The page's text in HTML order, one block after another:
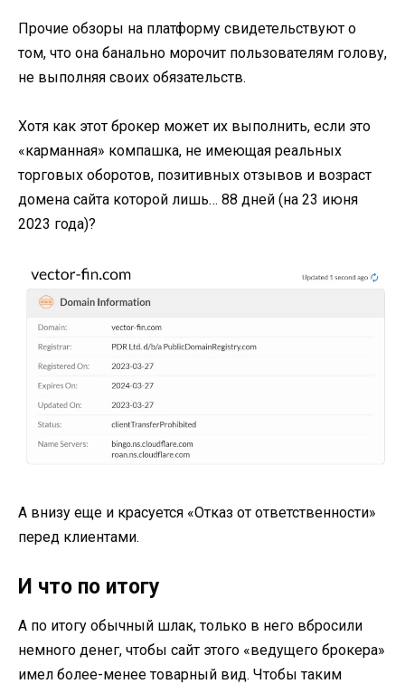
Прочие обзоры на платформу свидетельствуют о
том, что она банально морочит пользователям голову,
не выполняя своих обязательств.
Хотя как этот брокер может их выполнить, если это
«карманная» компашка, не имеющая реальных
торговых оборотов, позитивных отзывов и возраст
домена сайта которой лишь… 88 дней (на 23 июня
2023 года)?
А внизу еще и красуется «Отказ от ответственности»
перед клиентами.
И что по итогу
А по итогу обычный шлак, только в него вбросили
немного денег, чтобы сайт этого «ведущего брокера»
имел более-менее товарный вид. Чтобы таким